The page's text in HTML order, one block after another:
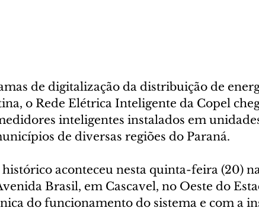
de digitalização da distribuição de
o Rede Elétrica Inteligente da Copel
inteligentes instalados em
de diversas regiões do Paraná.
aconteceu nesta quinta-feira (20)
Brasil, em Cascavel, no Oeste do
do funcionamento do sistema e com a